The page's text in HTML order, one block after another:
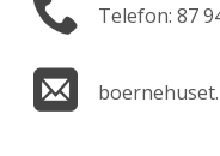
Telefon: 87